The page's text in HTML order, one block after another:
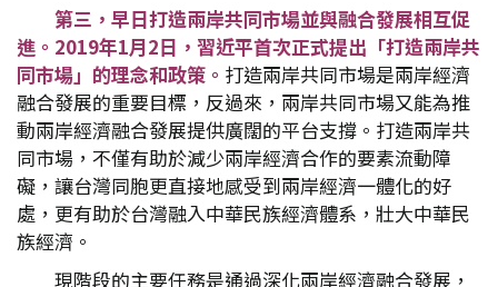
第三，早日打造兩岸共同市場並與融合發展相互促
進。2019年1月2日，習近平首次正式提出「打造兩岸共
同市場」的理念和政策。 打造兩岸共同市場是兩岸經濟
融合發展的重要目標，反過來，兩岸共同市場又能為推
動兩岸經濟融合發展提供廣闊的平台支撐。打造兩岸共
同市場，不僅有助於減少兩岸經濟合作的要素流動障
礙，讓台灣同胞更直接地感受到兩岸經濟一體化的好
處，更有助於台灣融入中華民族經濟體系，壯大中華民
族經濟。
現階段的主要任務是通過深化兩岸經濟融合發展，